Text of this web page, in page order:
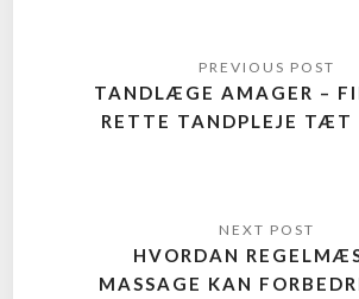
TANDLÆGE AMAGER –
RETTE TANDPLEJE TÆT
HVORDAN
MASSAGE KAN